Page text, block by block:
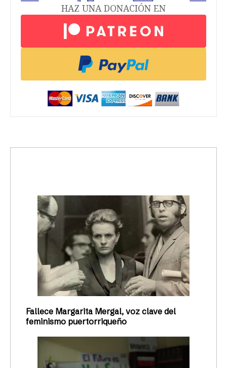
HAZ UNA DONACIÓN EN
Fallece Margarita Mergal, voz clave del
feminismo puertorriqueño